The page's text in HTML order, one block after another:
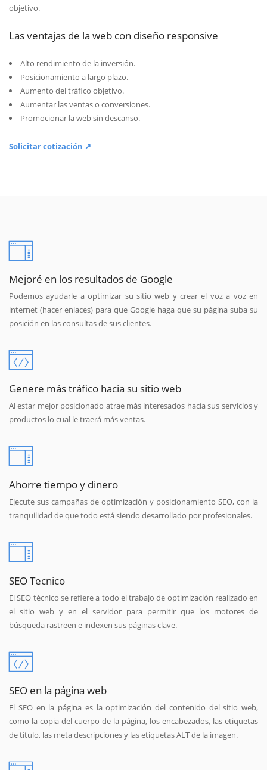
objetivo.
Las ventajas de la web con diseño responsive
Alto rendimiento de la inversión.
Posicionamiento a largo plazo.
Aumento del tráfico objetivo.
Aumentar las ventas o conversiones.
Promocionar la web sin descanso.
Solicitar cotización ↗
Mejoré en los resultados de Google
Podemos ayudarle a optimizar su sitio web y crear el voz a voz en
internet (hacer enlaces) para que Google haga que su página suba su
posición en las consultas de sus clientes.
Genere más tráfico hacia su sitio web
Al estar mejor posicionado atrae más interesados hacía sus servicios y
productos lo cual le traerá más ventas.
Ahorre tiempo y dinero
Ejecute sus campañas de optimización y posicionamiento SEO, con la
tranquilidad de que todo está siendo desarrollado por profesionales.
SEO Tecnico
El SEO técnico se refiere a todo el trabajo de optimización realizado en
el sitio web y en el servidor para permitir que los motores de
búsqueda rastreen e indexen sus páginas clave.
SEO en la página web
El SEO en la página es la optimización del contenido del sitio web,
como la copia del cuerpo de la página, los encabezados, las etiquetas
de título, las meta descripciones y las etiquetas ALT de la imagen.